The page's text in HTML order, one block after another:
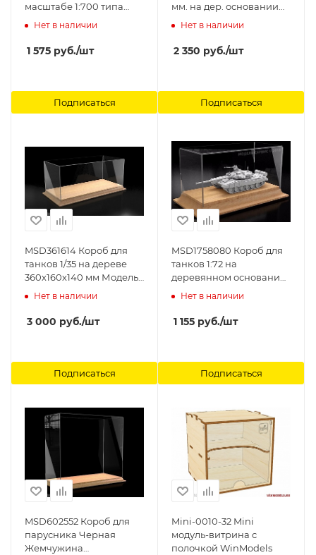
масштабе 1:700 типа
Линкор Модель-Сервис
Нет в наличии
1 575 руб./шт
Подписаться
мм. на дер. основании
Модель-Сервис
Нет в наличии
2 350 руб./шт
Подписаться
MSD361614 Короб для
танков 1/35 на дереве
360х160х140 мм Модель-
Сервис
Нет в наличии
3 000 руб./шт
Подписаться
MSD1758080 Короб для
танков 1:72 на
деревянном основании
175х80х80 мм. Модель-
Нет в наличии
1 155 руб./шт
Подписаться
MSD602552 Короб для
парусника Черная
Жемчужина
Mini-0010-32 Mini
модуль-витрина с
полочкой WinModels